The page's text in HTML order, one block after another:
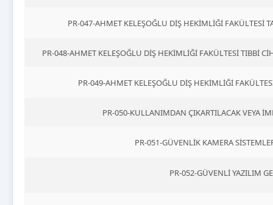
PR-047-AHMET KELEŞOĞLU DİŞ HEKİMLİĞİ FAKÜLTESİ
PR-048-AHMET KELEŞOĞLU DİŞ HEKİMLİĞİ FAKÜLTESİ TIBBİ
PR-049-AHMET KELEŞOĞLU DİŞ HEKİMLİĞİ
PR-050-KULLANIMDAN ÇIKARTILACAK VEYA
PR-051-GÜVENLİK KAMERA
PR-052-GÜVENLİ YAZILIM